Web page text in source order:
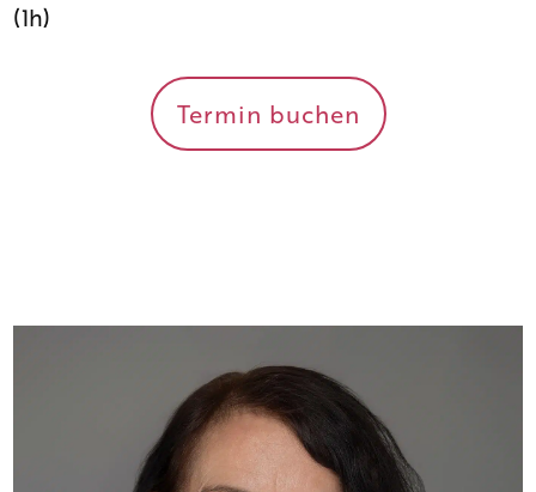
(1h)
Termin buchen